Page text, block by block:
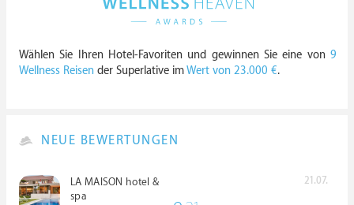
Wählen Sie Ihren Hotel-Favoriten und gewinnen Sie eine von 9
Wellness Reisen der Superlative imWert von 23.000 €.
NEUE BEWERTUNGEN
LA MAISON hotel &
spa
21.07.